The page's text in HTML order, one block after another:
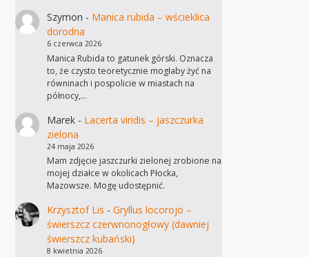
Szymon - Manica rubida – wścieklica
dorodna
6 czerwca 2026
Manica Rubida to gatunek górski. Oznacza
to, że czysto teoretycznie mogłaby żyć na
równinach i pospolicie w miastach na
północy,…
Marek- Lacerta viridis – jaszczurka
zielona
24 maja 2026
Mam zdjęcie jaszczurki zielonej zrobione na
mojej działce w okolicach Płocka,
Mazowsze. Mogę udostępnić.
Krzysztof Lis - Gryllus locorojo –
świerszcz czerwnonogłowy (dawniej
świerszcz kubański)
8 kwietnia 2026